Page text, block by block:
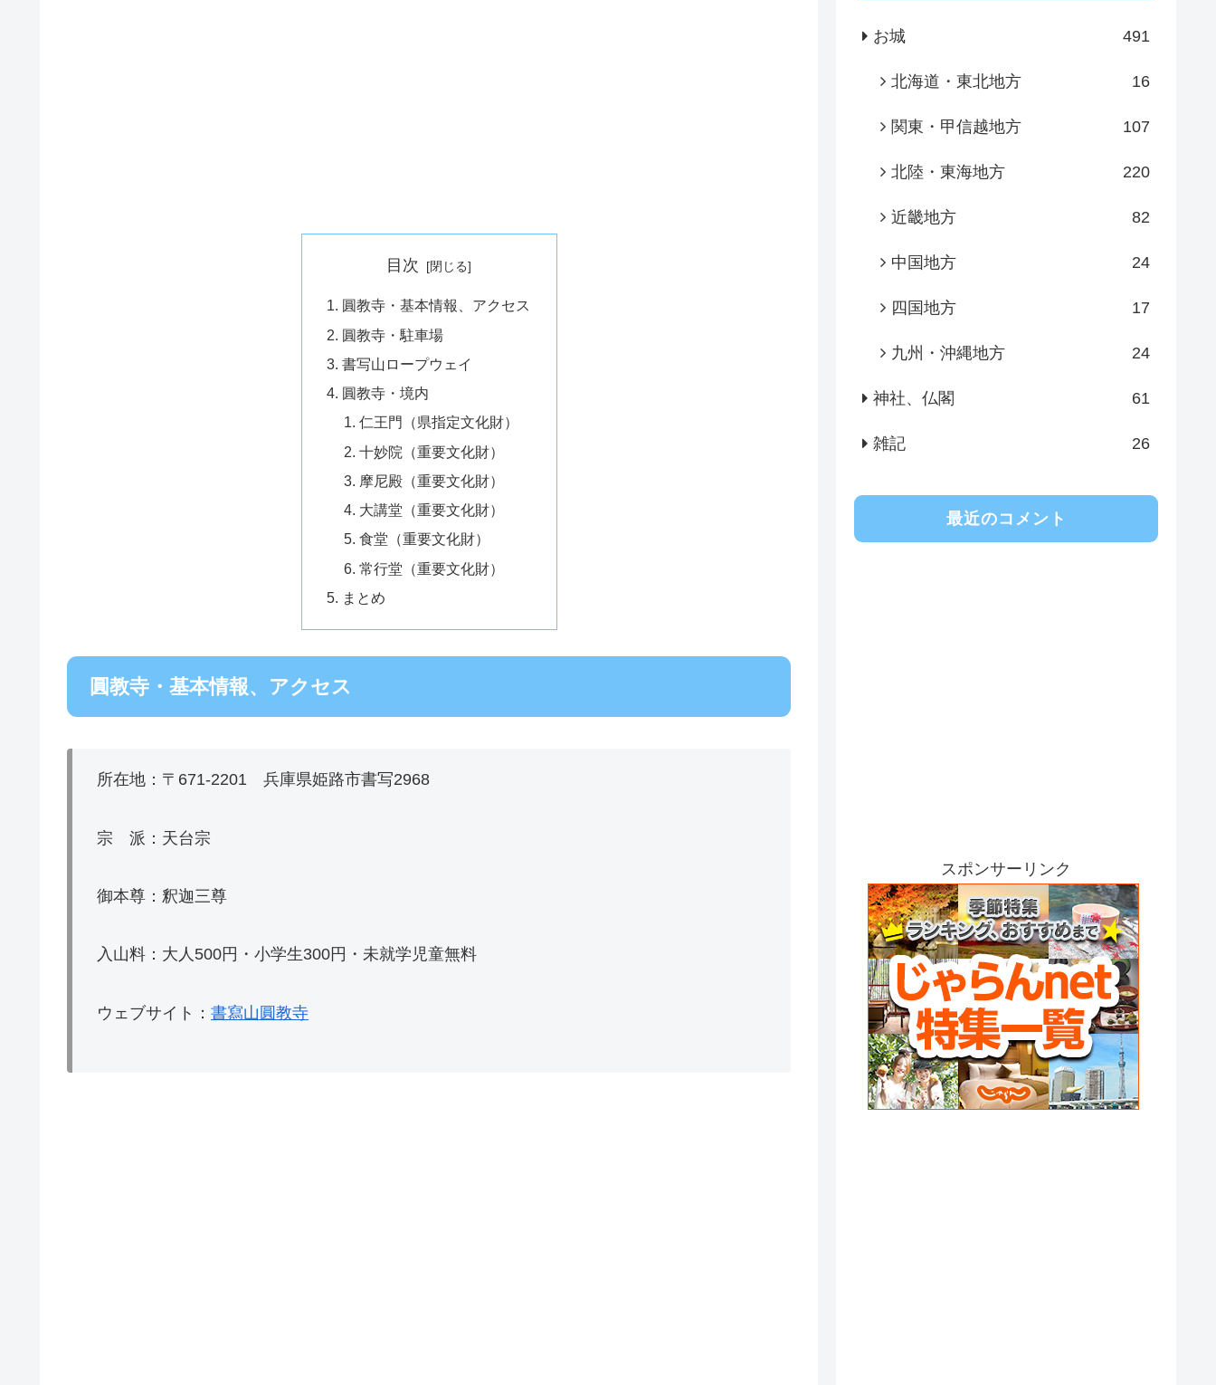
目次
圓教寺・基本情報、アクセス
圓教寺・駐車場
書写山ロープウェイ
圓教寺・境内
仁王門（県指定文化財）
十妙院（重要文化財）
摩尼殿（重要文化財）
大講堂（重要文化財）
食堂（重要文化財）
常行堂（重要文化財）
まとめ
圓教寺・基本情報、アクセス
所在地：〒671-2201 兵庫県姫路市書写2968
宗 派：天台宗
御本尊：釈迦三尊
入山料：大人500円・小学生300円・未就学児童無料
ウェブサイト： 書寫山圓教寺
お城 491
北海道・東北地方 16
関東・甲信越地方 107
北陸・東海地方 220
近畿地方 82
中国地方 24
四国地方 17
九州・沖縄地方 24
神社、仏閣 61
雑記 26
最近のコメント
スポンサーリンク